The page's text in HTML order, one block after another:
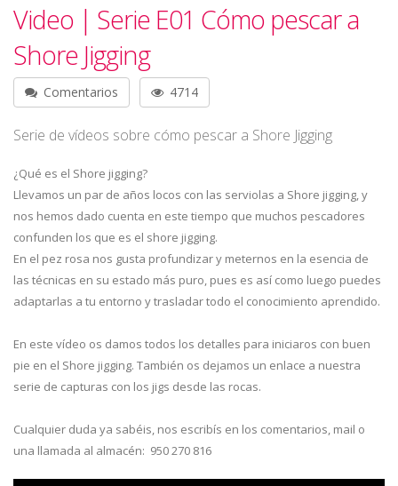
Video | Serie E01 Cómo pescar a
Shore Jigging
Comentarios 4714
Serie de vídeos sobre cómo pescar a Shore Jigging
¿Qué es el Shore jigging?
Llevamos un par de años locos con las serviolas a Shore jigging, y
nos hemos dado cuenta en este tiempo que muchos pescadores
confunden los que es el shore jigging.
En el pez rosa nos gusta profundizar y meternos en la esencia de
las técnicas en su estado más puro, pues es así como luego puedes
adaptarlas a tu entorno y trasladar todo el conocimiento aprendido.
En este vídeo os damos todos los detalles para iniciaros con buen
pie en el Shore jigging. También os dejamos un enlace a nuestra
serie de capturas con los jigs desde las rocas.
Cualquier duda ya sabéis, nos escribís en los comentarios, mail o
una llamada al almacén: 950 270 816